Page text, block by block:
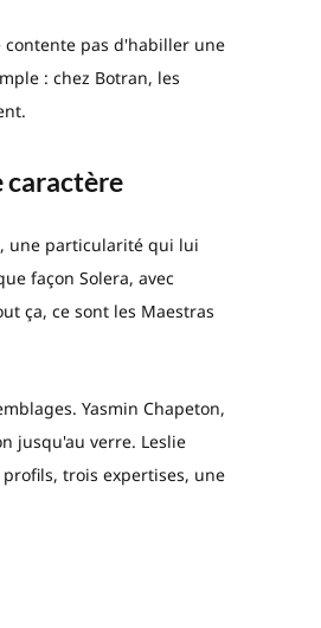
contente pas d'habiller une
: chez Botran, les
caractère
une particularité qui lui
façon Solera, avec
ça, ce sont les Maestras
Yasmin Chapeton,
jusqu'au verre. Leslie
profils, trois expertises, une